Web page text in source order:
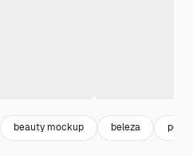
beauty mockup beleza pele